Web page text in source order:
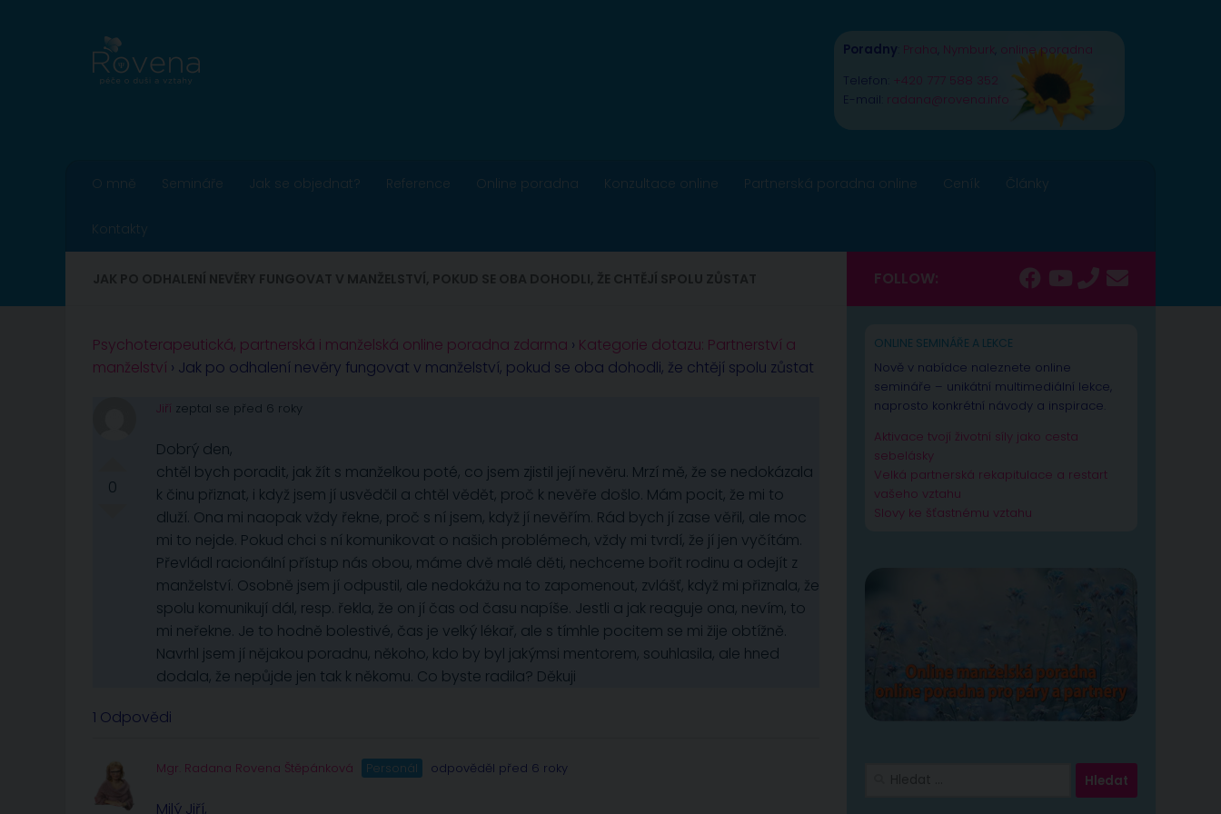
Poradny Praha Nymburk online poradna
Telefon: +420 777 588 352
E-mail: radana@rovena.info
O mně Semináře Jak se objednat? Reference Online poradna Konzultace online Partnerská poradna online Ceník Články
Kontakty
Psychoterapeutická, partnerská i manželská online poradna zdarma › Kategorie dotazu: Partnerství a
manželství › Jak po odhalení nevěry fungovat v manželství, pokud se oba dohodli, že chtějí spolu zůstat
0
Jiří zeptal se před 6 roky
Dobrý den,
chtěl bych poradit, jak žít s manželkou poté, co jsem zjistil její nevěru. Mrzí mě, že se nedokázala
k činu přiznat, i když jsem jí usvědčil a chtěl vědět, proč k nevěře došlo. Mám pocit, že mi to
dluží. Ona mi naopak vždy řekne, proč s ní jsem, když jí nevěřím. Rád bych jí zase věřil, ale moc
mi to nejde. Pokud chci s ní komunikovat o našich problémech, vždy mi tvrdí, že jí jen vyčítám.
Převládl racionální přístup nás obou, máme dvě malé děti, nechceme bořit rodinu a odejít z
manželství. Osobně jsem jí odpustil, ale nedokážu na to zapomenout, zvlášť, když mi přiznala, že
spolu komunikují dál, resp. řekla, že on jí čas od času napíše. Jestli a jak reaguje ona, nevím, to
mi neřekne. Je to hodně bolestivé, čas je velký lékař, ale s tímhle pocitem se mi žije obtížně.
Navrhl jsem jí nějakou poradnu, někoho, kdo by byl jakýmsi mentorem, souhlasila, ale hned
dodala, že nepůjde jen tak k někomu. Co byste radila? Děkuji
1 Odpovědi
Mgr. Radana Rovena Štěpánková Personál odpověděl před 6 roky
Milý Jiří,
FOLLOW:
ONLINE SEMINÁŘE A LEKCE
Nově v nabídce naleznete online
semináře – unikátní multimediální lekce,
naprosto konkrétní návody a inspirace.
Aktivace tvojí životní síly jako cesta
sebelásky
Velká partnerská rekapitulace a restart
vašeho vztahu
Slovy ke šťastnému vztahu